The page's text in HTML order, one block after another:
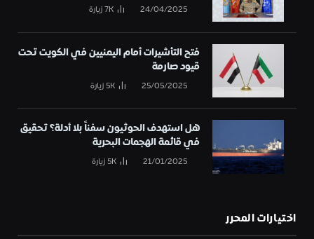
24/04/2025
7Kزيارة
فتح التأشيرات أمام اليمنيين في الكويت تحت
قيود صارمة
25/05/2025
5Kزيارة
هل استهدف الحوثيون سفناً بلا أدلة؟ تحقيق
في قائمة الهجمات البحرية
21/01/2025
5Kزيارة
اختيارات المحرر